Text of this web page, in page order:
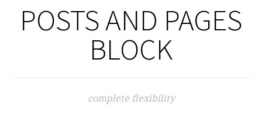
POSTS AND PAGES
BLOCK
complete flexibility